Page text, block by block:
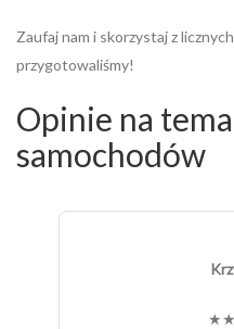
Zaufaj nam i skorzystaj z
przygotowaliśmy!
Opinie na
samochodów